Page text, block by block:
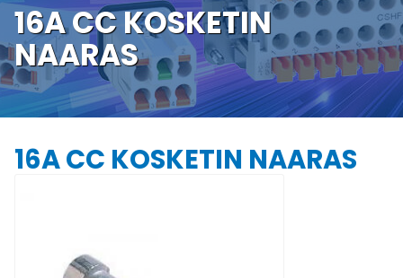
16A CC KOSKETIN
NAARAS
16A CC KOSKETIN NAARAS